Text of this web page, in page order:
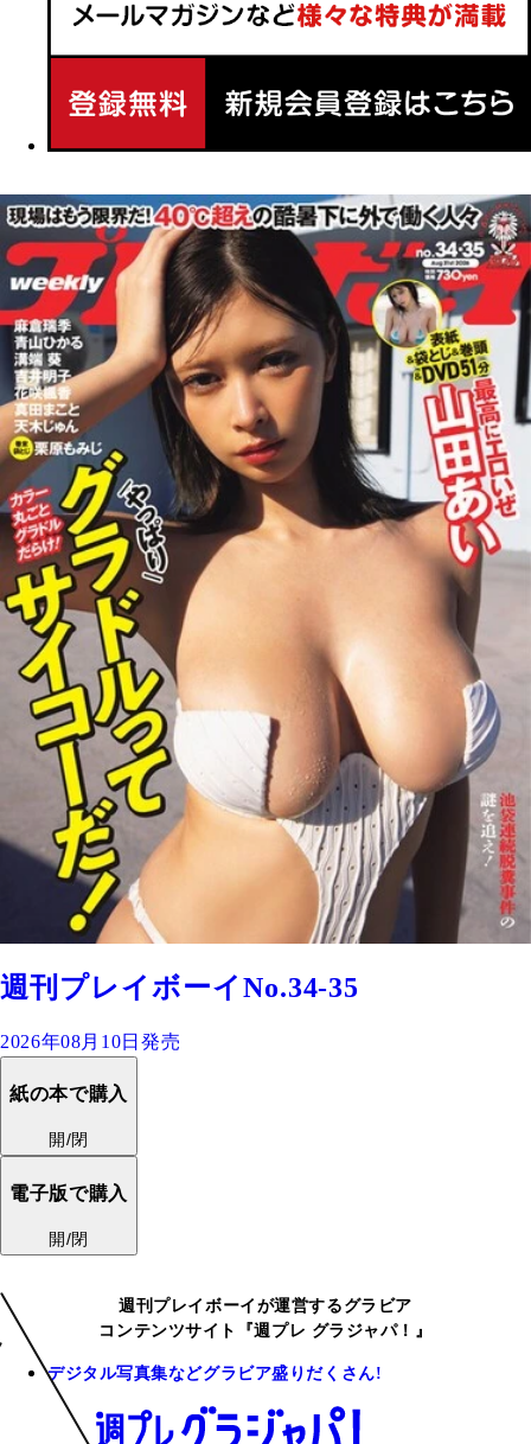
週刊プレイボーイNo.34-35
2026年08月10日発売
紙の本で購入
開/閉
電子版で購入
開/閉
週刊プレイボーイが運営するグラビア
コンテンツサイト『週プレ グラジャパ！』
デジタル写真集などグラビア盛りだくさん!